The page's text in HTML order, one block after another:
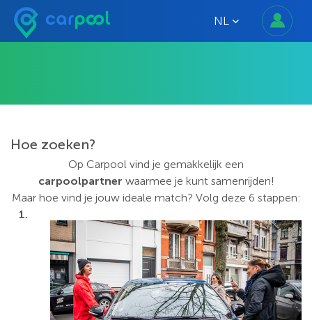
NL
Hoe zoeken?
Op Carpool vind je gemakkelijk een
carpoolpartner waarmee je kunt samenrijden!
Maar hoe vind je jouw ideale match? Volg deze 6 stappen:
1.